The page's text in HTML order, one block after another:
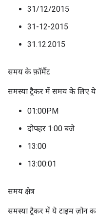
31/12/2015
31-12-2015
31.12.2015
समय के फ़ॉर्मैट
समस्या ट्रैकर में समय के लिए
01:00PM
दोपहर 1:00 बजे
13:00
13:00:01
समय क्षेत्र
समस्या ट्रैकर में ये टाइम ज़ोन